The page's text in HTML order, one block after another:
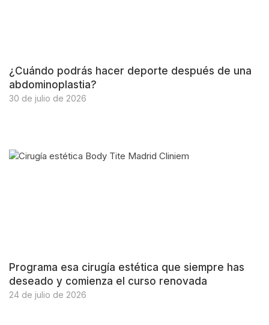
¿Cuándo podrás hacer deporte después de una
abdominoplastia?
30 de julio de 2026
Programa esa cirugía estética que siempre has
deseado y comienza el curso renovada
24 de julio de 2026